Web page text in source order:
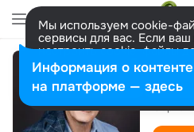
Мы используем cookie-
сервисы для вас. Если ваш
настроить cookie-файлы
представитель. Больше
Разрешить все
Информация о контенте
на платформе — здесь